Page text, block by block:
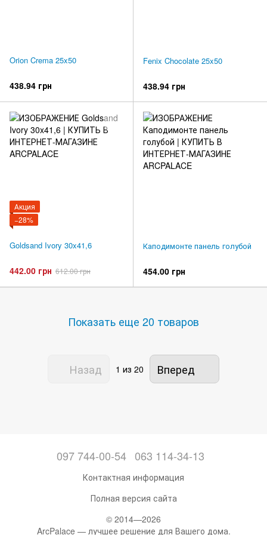
Orion Crema 25x50
438.94 грн
Fenix Chocolate 25x50
438.94 грн
Акция
−28%
Goldsand Ivory 30x41,6
442.00 грн 612.00 грн
Каподимонте панель голубой
454.00 грн
Показать еще 20 товаров
Назад 1 из 20 Вперед
097 744-00-54 063 114-34-13
Контактная информация
Полная версия сайта
© 2014—2026
ArcPalace — лучшее решение для Вашего дома.